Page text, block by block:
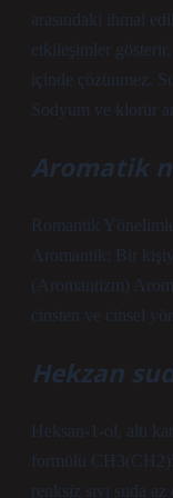
arasındaki ihmal
etkileşimler
içinde çözünmez.
Sodyum ve klorür
Aromatik
Romantik
Aromantik: Bir
(Aromantizm)
cinsten ve cinsel
Hekzan
Heksan-1-ol, altı
formülü
renksiz sıvı suda